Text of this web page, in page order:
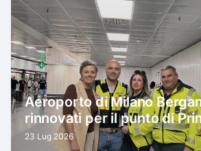
Aeroporto di Milano
rinnovati per il punto di
23 Lug 2026